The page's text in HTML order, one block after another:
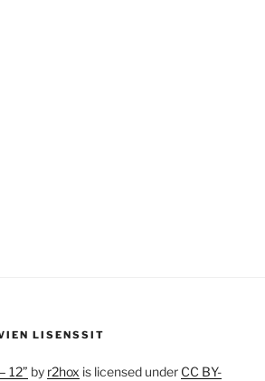
LISENSSIT
12” by r2hox is licensed under CC BY-